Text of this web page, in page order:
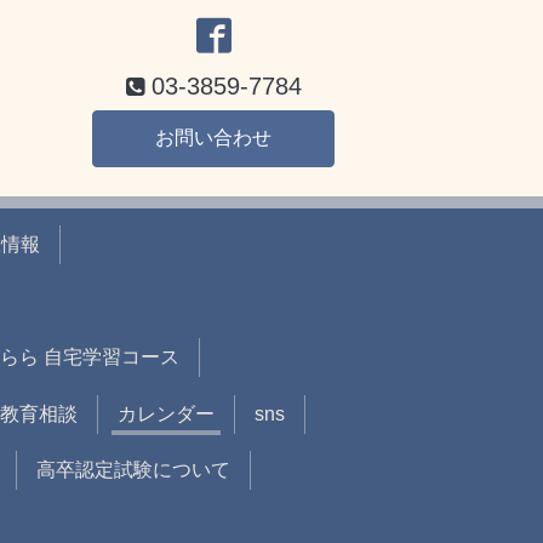
03-3859-7784
お問い合わせ
報
ら 自宅学習コース
教育相談 カレンダー sns
高卒認定試験について